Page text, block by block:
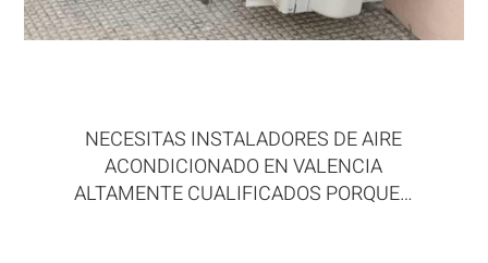
NECESITAS INSTALADORES DE AIRE
ACONDICIONADO EN VALENCIA
ALTAMENTE CUALIFICADOS PORQUE…